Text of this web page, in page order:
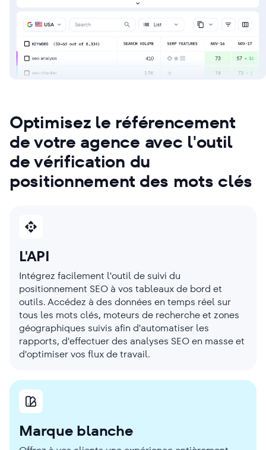
Optimisez le référencement
de votre agence avec l'outil
de vérification du
positionnement des mots clés
L'API
Intégrez facilement l'outil de suivi du
positionnement SEO à vos tableaux de bord et
outils. Accédez à des données en temps réel sur
tous les mots clés, moteurs de recherche et zones
géographiques suivis afin d'automatiser les
rapports, d'effectuer des analyses SEO en masse et
d'optimiser vos flux de travail.
Marque blanche